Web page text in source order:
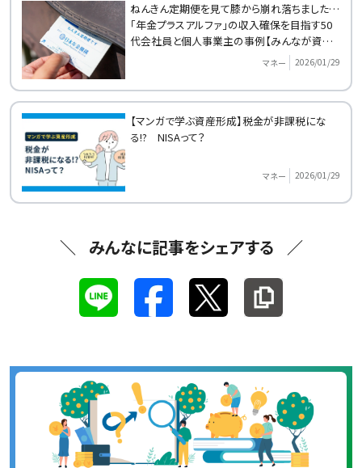
ねんきん定期便を見て膝から崩れ落ちました…
「年金プラスアルファ」の収入確保を目指す50
代会社員と個人事業主の事例【みんなが資産
マネー 2026/01/29
【マンガで学ぶ資産形成】税金が非課税にな
る!? NISAって？
マネー 2026/01/29
みんなに記事をシェアする